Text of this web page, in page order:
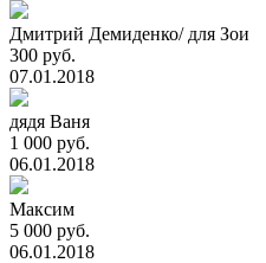
Дмитрий Демиденко/ для Зои
300 руб.
07.01.2018
дядя Ваня
1 000 руб.
06.01.2018
Максим
5 000 руб.
06.01.2018